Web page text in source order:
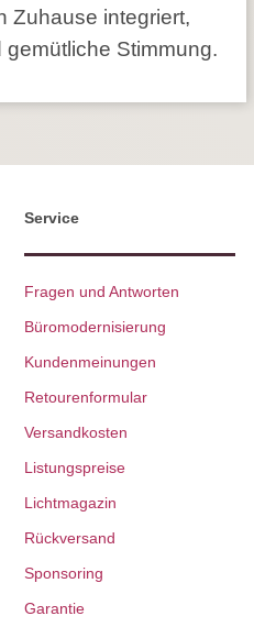
Zuhause integriert,
Stimmung.
Service
Fragen und Antworten
Büromodernisierung
Kundenmeinungen
Retourenformular
Versandkosten
Listungspreise
Lichtmagazin
Rückversand
Sponsoring
Garantie